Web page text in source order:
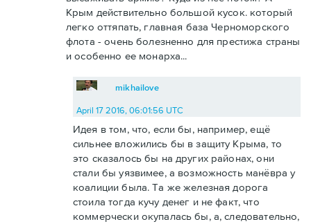
Крым действительно большой кусок. который
легко оттяпать, главная база Черноморского
флота - очень болезненно для престижа страны
и особенно ее монарха...
mikhailove
April 17 2016, 06:01:56 UTC
Идея в том, что, если бы, например, ещё
сильнее вложились бы в защиту Крыма, то
это сказалось бы на других районах, они
стали бы уязвимее, а возможность манёвра у
коалиции была. Та же железная дорога
стоила тогда кучу денег и не факт, что
коммерчески окупалась бы, а, следовательно,